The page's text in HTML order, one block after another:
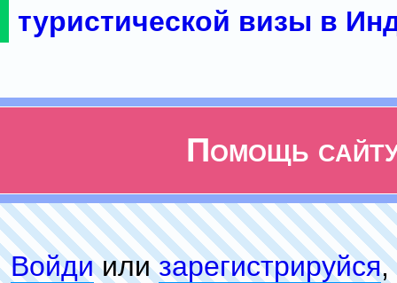
туристической визы в
Помощь
Войдиилизарeгиcтpируйся,